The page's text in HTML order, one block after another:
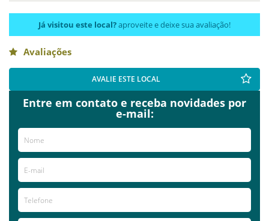
Já visitou este local?aproveite e deixe sua avaliação!
Avaliações
AVALIE ESTE LOCAL
Entre em contato e receba novidades por
e-mail: